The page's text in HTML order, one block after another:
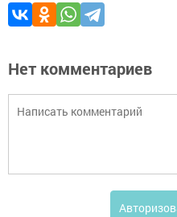
Нет комментариев